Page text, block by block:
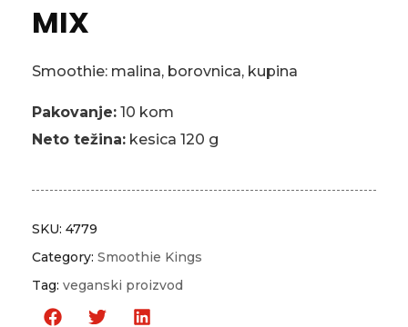
MIX
Smoothie: malina, borovnica, kupina
Pakovanje: 10 kom
Neto težina: kesica 120 g
SKU: 4779
Category: Smoothie Kings
Tag: veganski proizvod